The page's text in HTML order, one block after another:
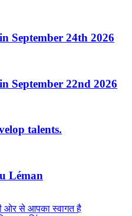
September 24th 2026
September 22nd 2026
talents.
Léman
ओर से आपका स्वागत है